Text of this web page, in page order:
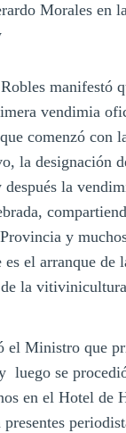
Morales en
manifestó
vendimia
comenzó con
la designación
la
y
es el arranque de
la
el Ministro que
luego se
en el Hotel de